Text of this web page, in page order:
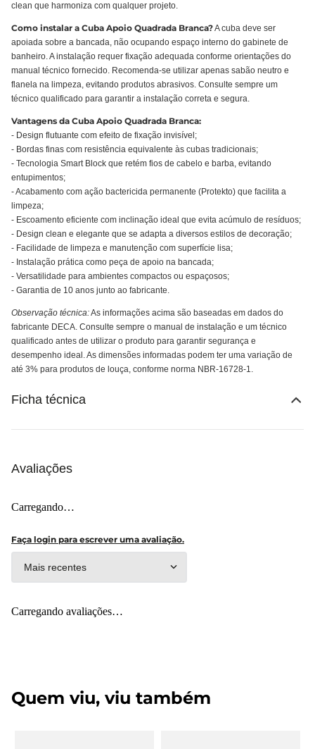
clean que harmoniza com qualquer projeto.
Como instalar a Cuba Apoio Quadrada Branca?A cuba deve ser
apoiada sobre a bancada, não ocupando espaço interno do gabinete de
banheiro. A instalação requer fixação adequada conforme orientações do
manual técnico fornecido. Recomenda-se utilizar apenas sabão neutro e
flanela na limpeza, evitando produtos abrasivos. Consulte sempre um
técnico qualificado para garantir a instalação correta e segura.
Vantagens da Cuba Apoio Quadrada Branca:
- Design flutuante com efeito de fixação invisível;
- Bordas finas com resistência equivalente às cubas tradicionais;
- Tecnologia Smart Block que retém fios de cabelo e barba, evitando
entupimentos;
- Acabamento com ação bactericida permanente (Protekto) que facilita a
limpeza;
- Escoamento eficiente com inclinação ideal que evita acúmulo de resíduos;
- Design clean e elegante que se adapta a diversos estilos de decoração;
- Facilidade de limpeza e manutenção com superfície lisa;
- Instalação prática como peça de apoio na bancada;
- Versatilidade para ambientes compactos ou espaçosos;
- Garantia de 10 anos junto ao fabricante.
Observação técnica:As informações acima são baseadas em dados do
fabricante DECA. Consulte sempre o manual de instalação e um técnico
qualificado antes de utilizar o produto para garantir segurança e
desempenho ideal. As dimensões informadas podem ter uma variação de
até 3% para produtos de louça, conforme norma NBR-16728-1.
Ficha técnica
Avaliações
Carregando…
Faça login para escrever uma avaliação.
Mais recentes
Carregando avaliações…
Quem viu, viu também